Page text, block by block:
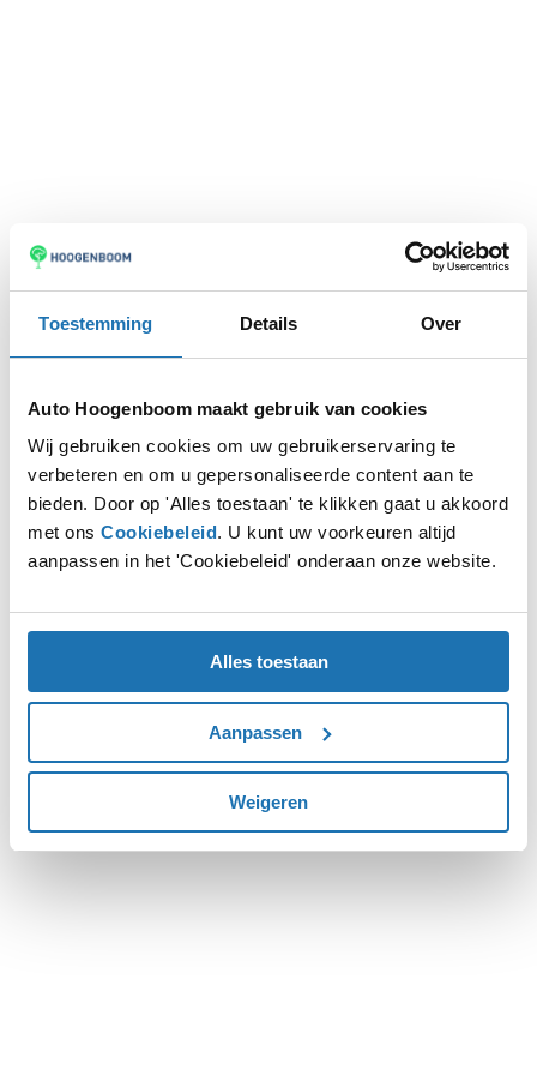
Toestemming Details Over
Auto Hoogenboom maakt gebruik van cookies
Wij gebruiken cookies om uw gebruikerservaring te
verbeteren en om u gepersonaliseerde content aan te
bieden. Door op 'Alles toestaan' te klikken gaat u akkoord
met ons Cookiebeleid. U kunt uw voorkeuren altijd
aanpassen in het 'Cookiebeleid' onderaan onze website.
Alles toestaan
Aanpassen
Weigeren
Application error: aclient-side exception has occurred while
loadingwww.autohoogenboom.nl (see the browser console
more information).